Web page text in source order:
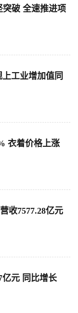
破 全速推进项
工业增加值同
衣着价格上涨
收7577.28亿元
亿元 同比增长